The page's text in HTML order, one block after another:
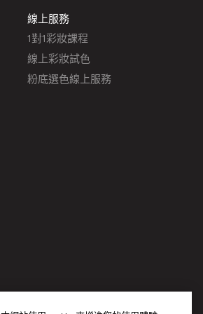
線上服務
1對1彩妝課程
線上彩妝試色
粉底選色線上服務